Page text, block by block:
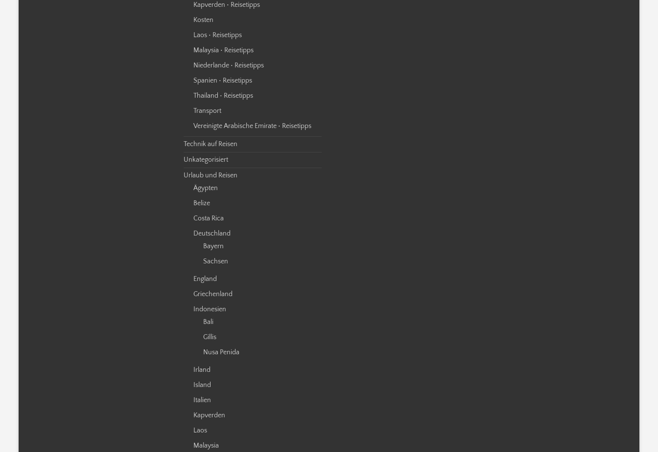
Kapverden • Reisetipps
Kosten
Laos • Reisetipps
Malaysia • Reisetipps
Niederlande • Reisetipps
Spanien • Reisetipps
Thailand • Reisetipps
Transport
Vereinigte Arabische Emirate • Reisetipps
Technik auf Reisen
Unkategorisiert
Urlaub und Reisen
Ägypten
Belize
Costa Rica
Deutschland
Bayern
Sachsen
England
Griechenland
Indonesien
Bali
Gillis
Nusa Penida
Irland
Island
Italien
Kapverden
Laos
Malaysia